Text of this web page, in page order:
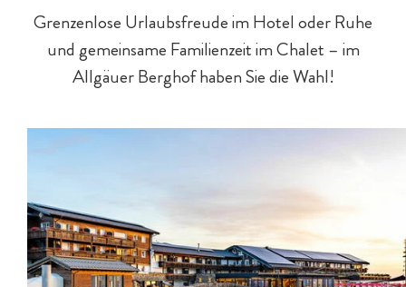
Grenzenlose Urlaubsfreude im Hotel oder Ruhe
und gemeinsame Familienzeit im Chalet – im
Allgäuer Berghof haben Sie die Wahl!